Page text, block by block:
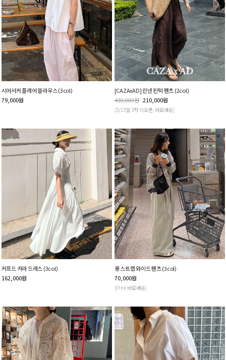
시어서커 플레어 블라우스 (3col)
79,000원
[CAZAxAD] 린넨 핀턱 팬츠 (2col)
430,000원 210,000원
[5/15일 3차 리오픈, 바로배송]
커프드 카라 드레스 (3col)
162,000원
롱 스트랩 와이드 팬츠 (3col)
70,000원
[Pink 바로배송]